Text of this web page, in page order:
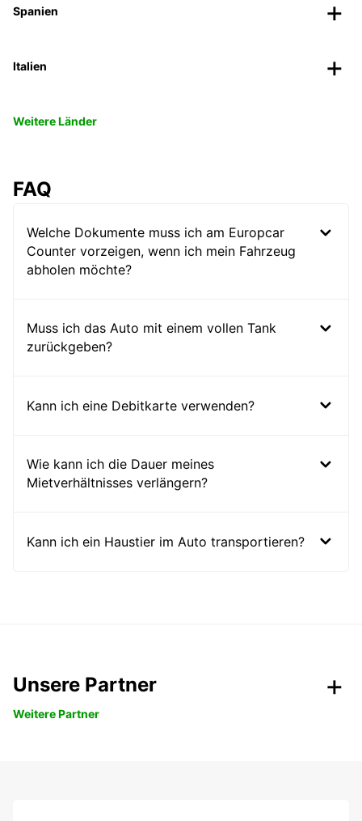
Spanien
Italien
Weitere Länder
FAQ
Welche Dokumente muss ich am Europcar
Counter vorzeigen, wenn ich mein Fahrzeug
abholen möchte?
Muss ich das Auto mit einem vollen Tank
zurückgeben?
Kann ich eine Debitkarte verwenden?
Wie kann ich die Dauer meines
Mietverhältnisses verlängern?
Kann ich ein Haustier im Auto transportieren?
Unsere Partner
Weitere Partner